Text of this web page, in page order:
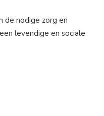
de nodige zorg en
levendige en sociale